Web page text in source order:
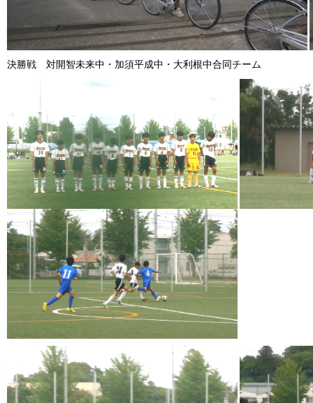
決勝戦 対開智未来中・加須平成中・大利根中合同チーム